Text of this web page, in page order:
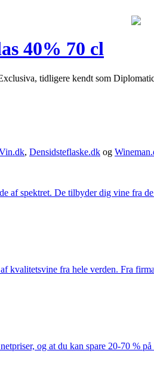
40% 70 cl
tidligere kendt som
, Densidsteflaske.dk og
af spektret. De tilbyder dig vine fra
kvalitetsvine fra hele verden. Fra
og at du kan spare 20-70 %